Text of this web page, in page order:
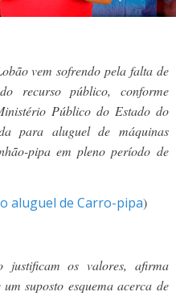
vem sofrendo pela falta de
recurso público, conforme
Público do Estado do
para aluguel de máquinas
pipa em pleno período de
aluguel de Carro-pipa)
justificam os valores, afirma
suposto esquema acerca de